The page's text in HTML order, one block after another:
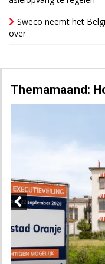
Sweco neemt het
over
Themamaand: